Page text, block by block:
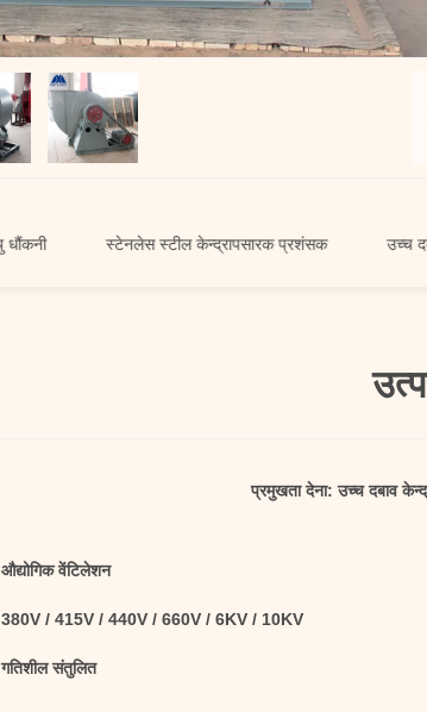
स्टेनलेस स्टील केन्द्रापसारक प्रशंसक उच्च दबाव
प्रमुखता देना: उच्च दबाव
औद्योगिक वेंटिलेशन
380V / 415V / 440V / 660V / 6KV / 10KV
गतिशील संतुलित